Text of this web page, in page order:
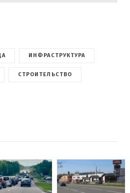
ИНФРАСТРУКТУРА
СТРОИТЕЛЬСТВО